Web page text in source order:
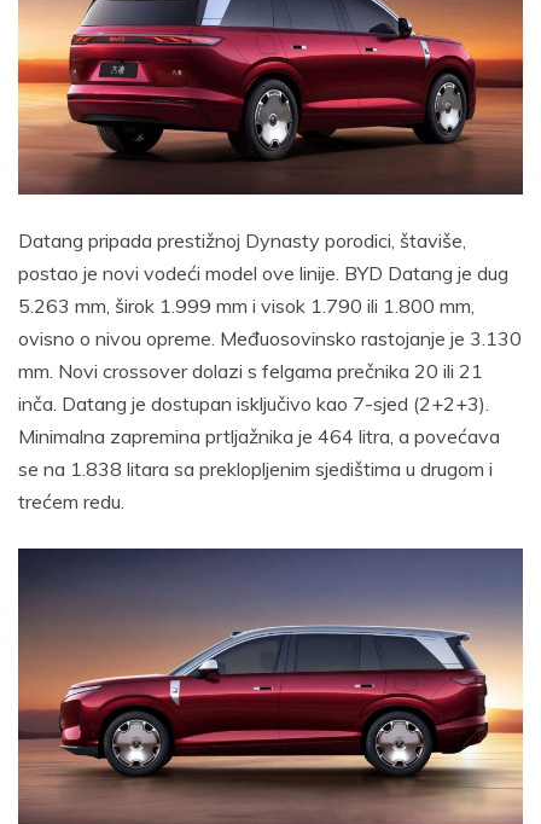
Datang pripada prestižnoj Dynasty porodici, štaviše,
postao je novi vodeći model ove linije. BYD Datang je dug
5.263 mm, širok 1.999 mm i visok 1.790 ili 1.800 mm,
ovisno o nivou opreme. Međuosovinsko rastojanje je 3.130
mm. Novi crossover dolazi s felgama prečnika 20 ili 21
inča. Datang je dostupan isključivo kao 7-sjed (2+2+3).
Minimalna zapremina prtljažnika je 464 litra, a povećava
se na 1.838 litara sa preklopljenim sjedištima u drugom i
trećem redu.